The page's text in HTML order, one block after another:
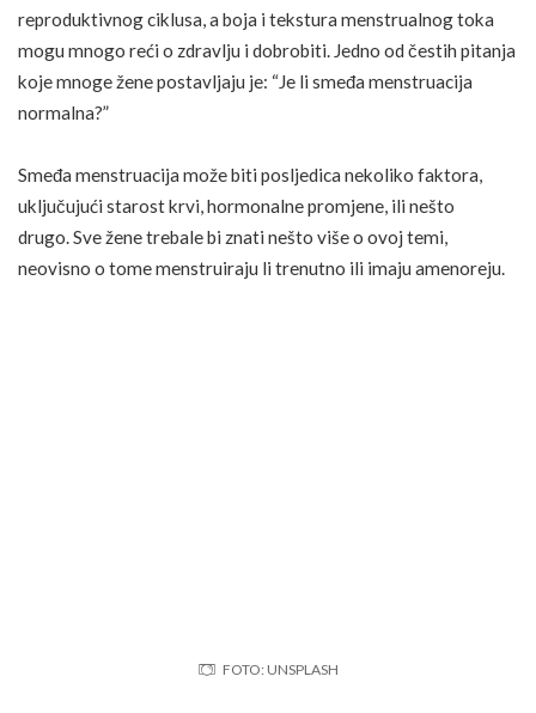
reproduktivnog ciklusa, a boja i tekstura menstrualnog toka
mogu mnogo reći o zdravlju i dobrobiti. Jedno od čestih pitanja
koje mnoge žene postavljaju je: “Je li smeđa menstruacija
normalna?”
Smeđa menstruacija može biti posljedica nekoliko faktora,
uključujući starost krvi, hormonalne promjene, ili nešto
drugo. Sve žene trebale bi znati nešto više o ovoj temi,
neovisno o tome menstruiraju li trenutno ili imaju amenoreju
FOTO: UNSPLASH